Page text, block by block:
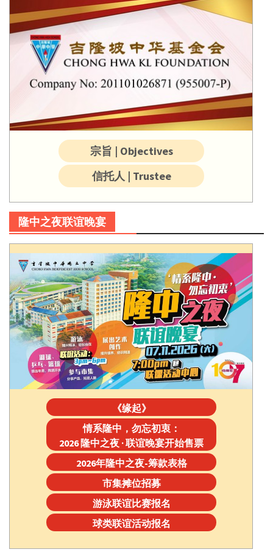
宗旨 | Objectives
信托人 | Trustee
隆中之夜联谊晚宴
《缘起》
情系隆中，勿忘初衷：
2026 隆中之夜 · 联谊晚宴开始售票
2026年隆中之夜-筹款表格
市集摊位招募
游泳联谊比赛报名
球类联谊活动报名